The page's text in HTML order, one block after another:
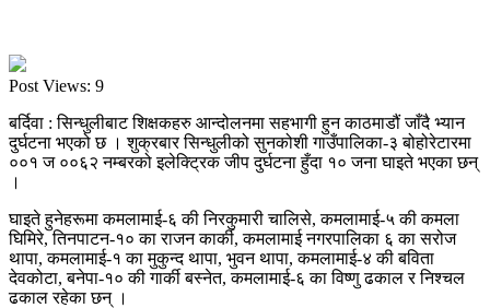
Post Views: 9
बर्दिवा : सिन्धुलीबाट शिक्षकहरु आन्दोलनमा सहभागी हुन काठमाडौं जाँदै भ्यान
दुर्घटना भएको छ । शुक्रबार सिन्धुलीको सुनकोशी गाउँपालिका-३ बोहोरेटारमा
००१ ज ००६२ नम्बरको इलेक्ट्रिक जीप दुर्घटना हुँदा १० जना घाइते भएका छन्
।
घाइते हुनेहरूमा कमलामाई-६ की निरकुमारी चालिसे, कमलामाई-५ की कमला
घिमिरे, तिनपाटन-१० का राजन कार्की, कमलामाई नगरपालिका ६ का सरोज
थापा, कमलामाई-१ का मुकुन्द थापा, भुवन थापा, कमलामाई-४ की बविता
देवकोटा, बनेपा-१० की गार्की बस्नेत, कमलामाई-६ का विष्णु ढकाल र निश्चल
ढकाल रहेका छन् ।